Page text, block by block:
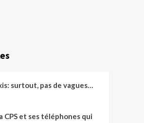
surtout, pas de vagues…
CPS et ses téléphones qui